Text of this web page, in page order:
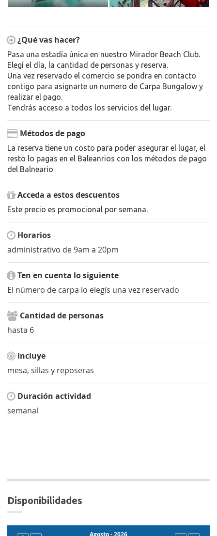
¿Qué vas hacer?
Pasa una estadía única en nuestro Mirador Beach Club.
Elegí el día, la cantidad de personas y reserva.
Una vez reservado el comercio se pondra en contacto
contigo para asignarte un numero de Carpa Bungalow y
realizar el pago.
Tendrás acceso a todos los servicios del lugar.
Métodos de pago
La reserva tiene un costo para poder asegurar el lugar, el
resto lo pagas en el Baleanrios con los métodos de pago
del Balneario
Acceda a estos descuentos
Este precio es promocional por semana.
Horarios
administrativo de 9am a 20pm
Ten en cuenta lo siguiente
El número de carpa lo elegís una vez reservado
Cantidad de personas
hasta 6
Incluye
mesa, sillas y reposeras
Duración actividad
semanal
disponibilidades